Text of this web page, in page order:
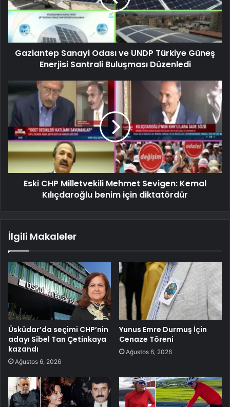
Gaziantep Sanayi Odası ve UNDP Türkiye Güneş
Enerjisi Santrali Buluşması Düzenledi
Eski CHP Milletvekili Mehmet Sevigen: Kemal
Kılıçdaroğlu benim için diktatördür
İlgili Makaleler
Üsküdar’da seçimi CHP’nin
adayı Sibel Tan Çetinkaya
kazandı
Ağustos 6, 2026
Yunus Emre Durmuş İçin
Cenaze Töreni
Ağustos 6, 2026